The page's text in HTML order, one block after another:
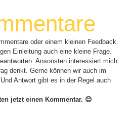
oder einem kleinen Feedback.
Einleitung auch eine kleine Frage.
Ansonsten interessiert mich
denkt. Gerne können wir auch im
Antwort gibt es in der Regel auch
jetzt einen Kommentar. 😊